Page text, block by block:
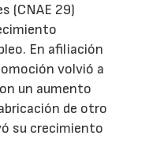
(CNAE 29)
En afiliación
volvió a
un aumento
de otro
su crecimiento